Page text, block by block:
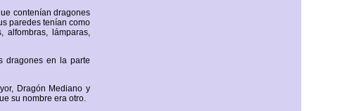
contenían dragones
paredes tenían como
alfombras, lámparas,
dragones en la parte
Dragón Mediano y
su nombre era otro.